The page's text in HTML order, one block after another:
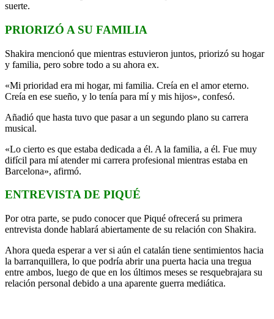
suerte.
PRIORIZÓ A SU FAMILIA
Shakira mencionó que mientras estuvieron juntos, priorizó su hogar
y familia, pero sobre todo a su ahora ex.
«Mi prioridad era mi hogar, mi familia. Creía en el amor eterno.
Creía en ese sueño, y lo tenía para mí y mis hijos», confesó.
Añadió que hasta tuvo que pasar a un segundo plano su carrera
musical.
«Lo cierto es que estaba dedicada a él. A la familia, a él. Fue muy
difícil para mí atender mi carrera profesional mientras estaba en
Barcelona», afirmó.
ENTREVISTA DE PIQUÉ
Por otra parte, se pudo conocer que Piqué ofrecerá su primera
entrevista donde hablará abiertamente de su relación con Shakira.
Ahora queda esperar a ver si aún el catalán tiene sentimientos hacia
la barranquillera, lo que podría abrir una puerta hacia una tregua
entre ambos, luego de que en los últimos meses se resquebrajara su
relación personal debido a una aparente guerra mediática.